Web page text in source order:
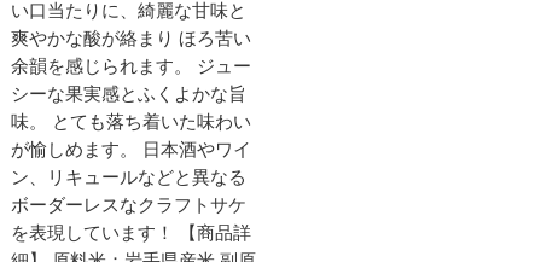
い口当たりに、綺麗な甘味と
爽やかな酸が絡まり ほろ苦い
余韻を感じられます。 ジュー
シーな果実感とふくよかな旨
味。 とても落ち着いた味わい
が愉しめます。 日本酒やワイ
ン、リキュールなどと異なる
ボーダーレスなクラフトサケ
を表現しています！ 【商品詳